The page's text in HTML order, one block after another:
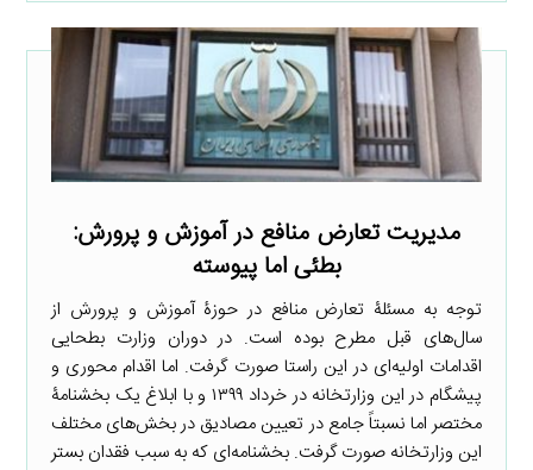
مدیریت تعارض منافع در آموزش و پرورش:
بطئی اما پیوسته
توجه به مسئلۀ تعارض منافع در حوزۀ آموزش و پرورش از
سال‌های قبل مطرح بوده است. در دوران وزارت بطحایی
اقدامات اولیه‌ای در این راستا صورت گرفت. اما اقدام محوری و
پیشگام در این وزارتخانه در خرداد ۱۳۹۹ و با ابلاغ یک بخشنامۀ
مختصر اما نسبتاً جامع در تعیین مصادیق در بخش‌های مختلف
این وزارتخانه صورت گرفت. بخشنامه‌ای که به سبب فقدان بستر